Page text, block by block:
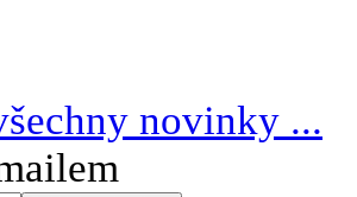
novinky ...